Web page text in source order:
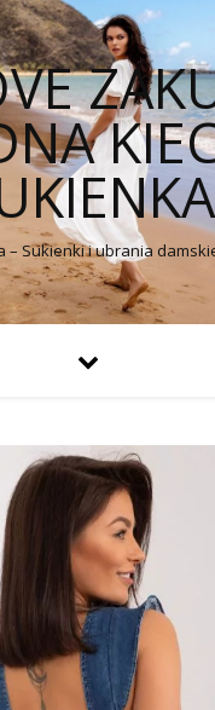
Sukienki i ubrania